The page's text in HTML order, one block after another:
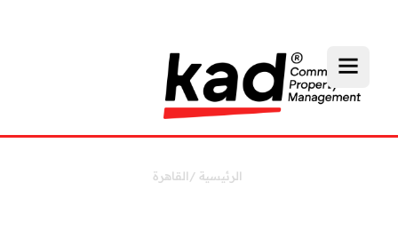
الرئيسية / القاهرة